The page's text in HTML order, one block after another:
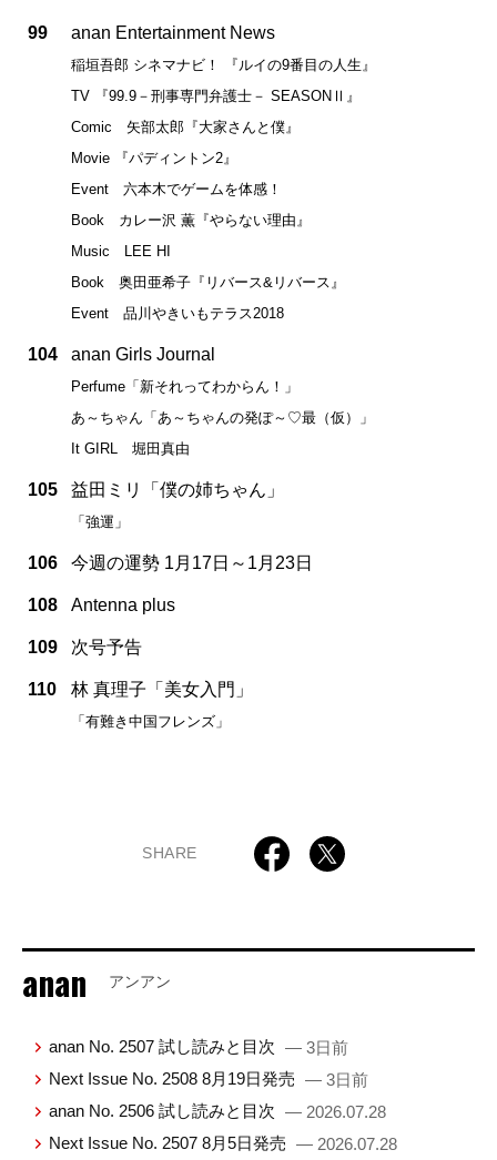
99 anan Entertainment News
稲垣吾郎 シネマナビ！ 『ルイの9番目の人生』
TV 『99.9－刑事専門弁護士－ SEASONⅡ』
Comic 矢部太郎『大家さんと僕』
Movie 『パディントン2』
Event 六本木でゲームを体感！
Book カレー沢 薫『やらない理由』
Music LEE HI
Book 奥田亜希子『リバース&リバース』
Event 品川やきいもテラス2018
104 anan Girls Journal
Perfume「新それってわからん！」
あ～ちゃん「あ～ちゃんの発ぽ～♡最（仮）」
It GIRL 堀田真由
105 益田ミリ「僕の姉ちゃん」
「強運」
106 今週の運勢 1月17日～1月23日
108 Antenna plus
109 次号予告
110 林 真理子「美女入門」
「有難き中国フレンズ」
SHARE
anan アンアン
anan No. 2507 試し読みと目次 — 3日前
Next Issue No. 2508 8月19日発売 — 3日前
anan No. 2506 試し読みと目次 — 2026.07.28
Next Issue No. 2507 8月5日発売 — 2026.07.28